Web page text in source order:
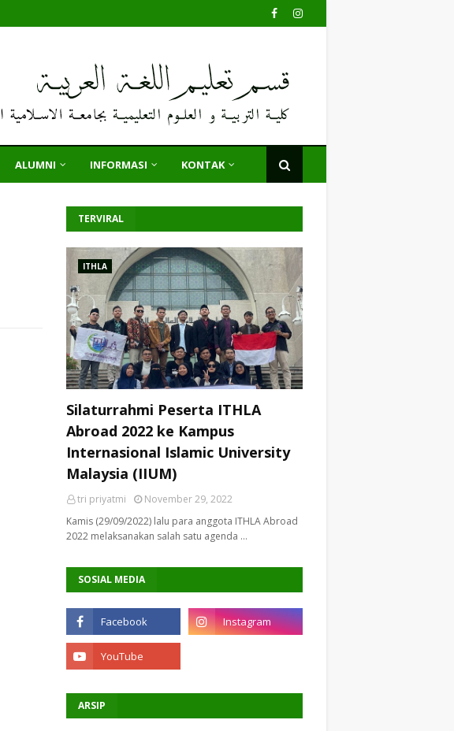
ALUMNI INFORMASI KONTAK
TERVIRAL
ITHLA
Silaturrahmi Peserta ITHLA
Abroad 2022 ke Kampus
Internasional Islamic University
Malaysia (IIUM)
tri priyatmi
November 29, 2022
Kamis (29/09/2022) lalu para anggota ITHLA Abroad
2022 melaksanakan salah satu agenda …
SOSIAL MEDIA
ARSIP